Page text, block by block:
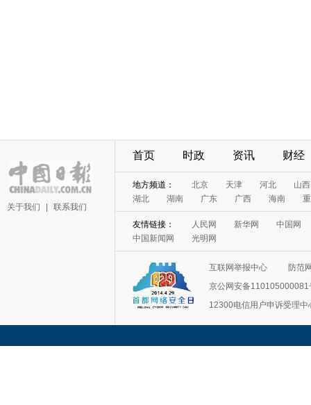
关于我们 联系我们
首页 时政 资讯 财经
地方频道： 北京 天津 河北
山西
湖北
湖南 广东 广西 海南
友情链接： 人民网 新华网
中国网
中国新闻网
光明网
互联网举报中心
防范
京公网安备110105000081
12300电信用户申诉受理中